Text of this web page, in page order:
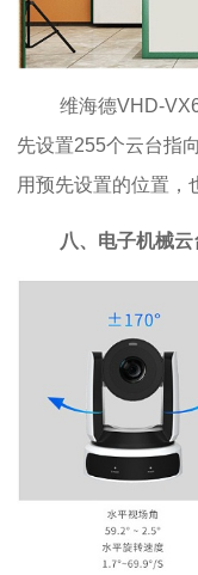
维海德VHD-
先设置255个云台指
用预先设置的位置，
八、电子机械云